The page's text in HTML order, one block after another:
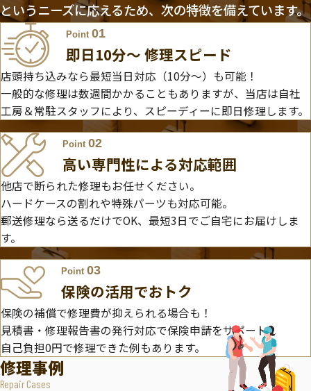
というニーズに応えるため、次の特徴を備えています。
Point 01
即日10分〜 修理スピード
店頭持ち込みなら最短当日対応（10分～）も可能！
一般的な修理は数週間かかることもありますが、当店は自社
工房＆常駐スタッフにより、スピーディーに即日修理します。
Point02
高い専門性による対応範囲
他店で断られた修理もお任せください。
ハードケースの割れや特殊パーツも対応可能。
郵送修理なら送るだけでOK、最短3日でご自宅にお届けしま
す。
Point 03
保険の活用でおトク
保険の補償で修理費が抑えられる場合も！
見積書・修理報告書の発行対応で保険申請をサポート。
自己負担0円で修理できた例もあります。
修理事例
Repair Cases